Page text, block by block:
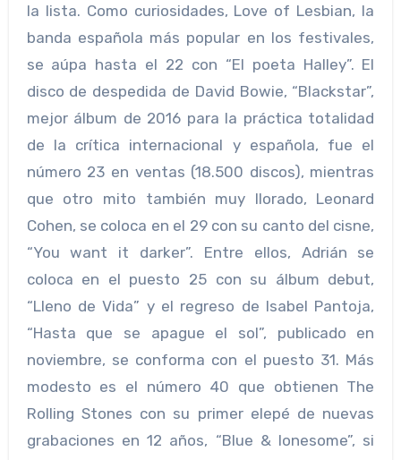
la lista. Como curiosidades, Love of Lesbian, la
banda española más popular en los festivales,
se aúpa hasta el 22 con “El poeta Halley”. El
disco de despedida de David Bowie, “Blackstar”,
mejor álbum de 2016 para la práctica totalidad
de la crítica internacional y española, fue el
número 23 en ventas (18.500 discos), mientras
que otro mito también muy llorado, Leonard
Cohen, se coloca en el 29 con su canto del cisne,
“You want it darker”. Entre ellos, Adrián se
coloca en el puesto 25 con su álbum debut,
“Lleno de Vida” y el regreso de Isabel Pantoja,
“Hasta que se apague el sol”, publicado en
noviembre, se conforma con el puesto 31. Más
modesto es el número 40 que obtienen The
Rolling Stones con su primer elepé de nuevas
grabaciones en 12 años, “Blue & lonesome”, si